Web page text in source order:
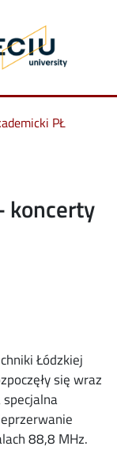
PŁ
koncerty
Łódzkiej
się wraz
88,8 MHz.